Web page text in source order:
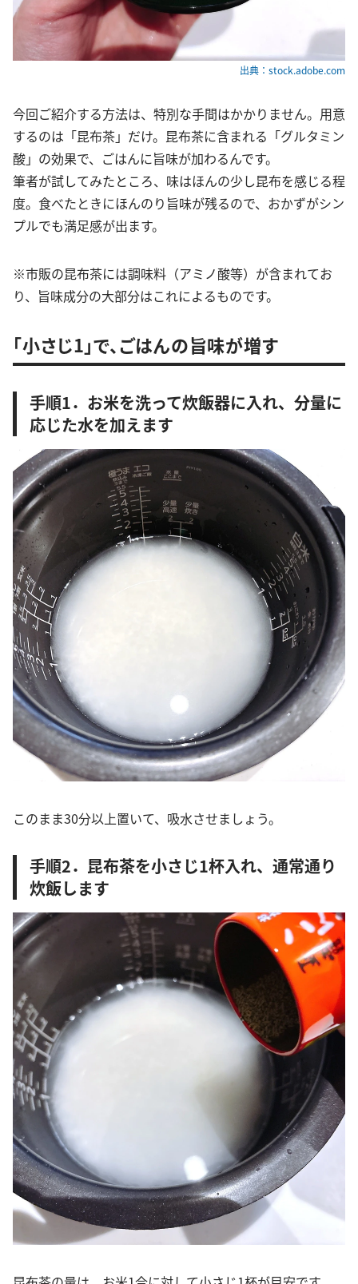
出典：stock.adobe.com
今回ご紹介する方法は、特別な手間はかかりません。用意
するのは「昆布茶」だけ。昆布茶に含まれる「グルタミン
酸」の効果で、ごはんに旨味が加わるんです。
筆者が試してみたところ、味はほんの少し昆布を感じる程
度。食べたときにほんのり旨味が残るので、おかずがシン
プルでも満足感が出ます。
※市販の昆布茶には調味料（アミノ酸等）が含まれてお
り、旨味成分の大部分はこれによるものです。
「小さじ1」で、ごはんの旨味が増す
手順1．お米を洗って炊飯器に入れ、分量に
応じた水を加えます
このまま30分以上置いて、吸水させましょう。
手順2．昆布茶を小さじ1杯入れ、通常通り
炊飯します